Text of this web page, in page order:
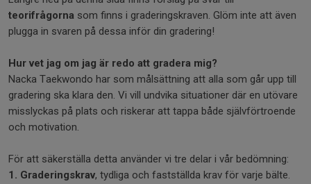
teorifrågorna som finns i graderingskraven. Glöm inte att även
plugga in svaren på dessa inför din gradering!
Hur vet jag om jag är redo att gradera mig?
Nacka Taekwondo har som målsättning att alla som går upp till
gradering ska klara den. Vi vill undvika situationer där en utövare
misslyckas på plats och riskerar att tappa både självförtroende
och motivation.
För att säkerställa detta använder vi tre delar i vår bedömning:
1. Graderingskrav, tydliga och fastställda krav för varje bälte.